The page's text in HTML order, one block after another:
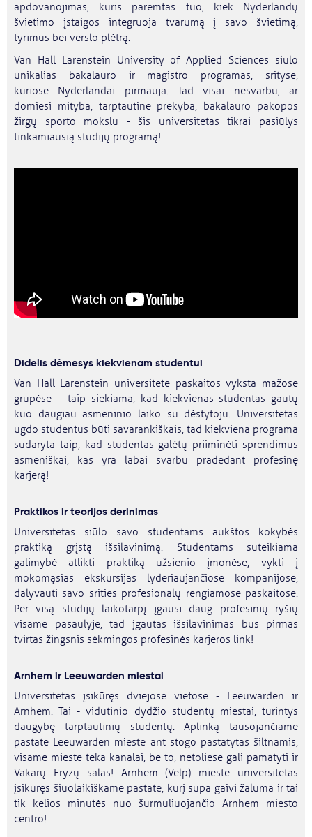
apdovanojimas, kuris paremtas tuo, kiek Nyderlandų
švietimo įstaigos integruoja tvarumą į savo švietimą,
tyrimus bei verslo plėtrą.
Van Hall Larenstein University of Applied Sciences siūlo
unikalias bakalauro ir magistro programas, srityse,
kuriose Nyderlandai pirmauja. Tad visai nesvarbu, ar
domiesi mityba, tarptautine prekyba, bakalauro pakopos
žirgų sporto mokslu - šis universitetas tikrai pasiūlys
tinkamiausią studijų programą!
Didelis dėmesys kiekvienam studentui
Van Hall Larenstein universitete paskaitos vyksta mažose
grupėse – taip siekiama, kad kiekvienas studentas gautų
kuo daugiau asmeninio laiko su dėstytoju. Universitetas
ugdo studentus būti savarankiškais, tad kiekviena programa
sudaryta taip, kad studentas galėtų priiminėti sprendimus
asmeniškai, kas yra labai svarbu pradedant profesinę
karjerą!
Praktikos ir teorijos derinimas
Universitetas siūlo savo studentams aukštos kokybės
praktiką grįstą išsilavinimą. Studentams suteikiama
galimybė atlikti praktiką užsienio įmonėse, vykti į
mokomąsias ekskursijas lyderiaujančiose kompanijose,
dalyvauti savo srities profesionalų rengiamose paskaitose.
Per visą studijų laikotarpį įgausi daug profesinių ryšių
visame pasaulyje, tad įgautas išsilavinimas bus pirmas
tvirtas žingsnis sėkmingos profesinės karjeros link!
Arnhem ir Leeuwarden miestai
Universitetas įsikūręs dviejose vietose - Leeuwarden ir
Arnhem. Tai - vidutinio dydžio studentų miestai, turintys
daugybę tarptautinių studentų. Aplinką tausojančiame
pastate Leeuwarden mieste ant stogo pastatytas šiltnamis,
visame mieste teka kanalai, be to, netoliese gali pamatyti ir
Vakarų Fryzų salas! Arnhem (Velp) mieste universitetas
įsikūręs šiuolaikiškame pastate, kurį supa gaivi žaluma ir tai
tik kelios minutės nuo šurmuliuojančio Arnhem miesto
centro!